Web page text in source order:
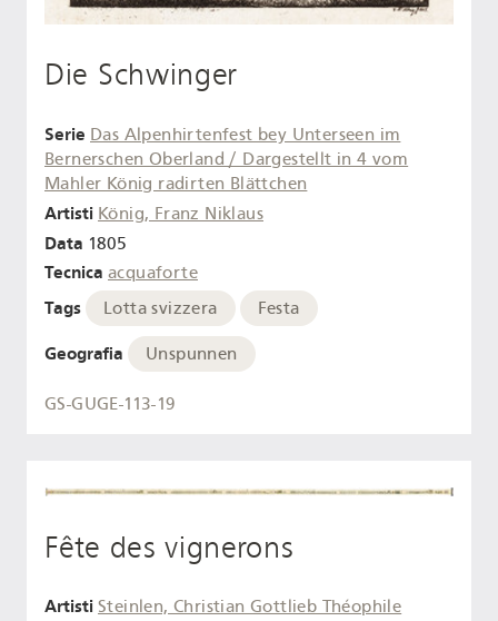
Die Schwinger
Serie Das Alpenhirtenfest bey Unterseen im
Bernerschen Oberland / Dargestellt in 4 vom
Mahler König radirten Blättchen
Artisti König, Franz Niklaus
Data 1805
Tecnica acquaforte
Tags Lotta svizzera Festa
Geografia Unspunnen
GS-GUGE-113-19
Fête des vignerons
Artisti Steinlen, Christian Gottlieb Théophile